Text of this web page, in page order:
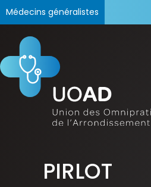
Médecins généralistes
PIRLOT